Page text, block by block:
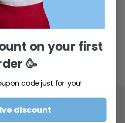
por igual. Descubre los
de la auténtica sal de roca
on your first
🥳
code just for you!
discount